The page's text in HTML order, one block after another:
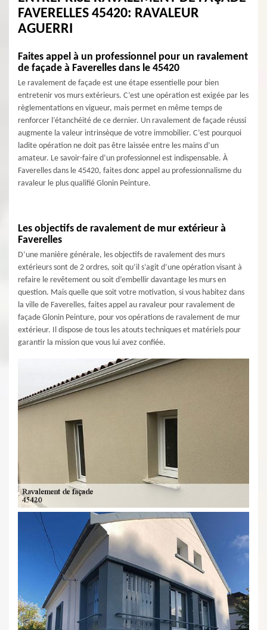
FAVERELLES 45420: RAVALEUR
AGUERRI
Faites appel à un professionnel pour un ravalement
de façade à Faverelles dans le 45420
Le ravalement de façade est une étape essentielle pour bien
entretenir vos murs extérieurs. C’est une opération est exigée par les
règlementations en vigueur, mais permet en même temps de
renforcer l’étanchéité de ce dernier. Un ravalement de façade réussi
augmente la valeur intrinsèque de votre immobilier. C’est pourquoi
ladite opération ne doit pas être laissée entre les mains d’un
amateur. Le savoir-faire d’un professionnel est indispensable. À
Faverelles dans le 45420, faites donc appel au professionnalisme du
ravaleur le plus qualifié Glonin Peinture.
Les objectifs de ravalement de mur extérieur à
Faverelles
D’une manière générale, les objectifs de ravalement des murs
extérieurs sont de 2 ordres, soit qu’il s’agit d’une opération visant à
refaire le revêtement ou soit d’embellir davantage les murs en
question. Mais quelle que soit votre motivation, si vous habitez dans
la ville de Faverelles, faites appel au ravaleur pour ravalement de
façade Glonin Peinture, pour vos opérations de ravalement de mur
extérieur. Il dispose de tous les atouts techniques et matériels pour
garantir la mission que vous lui avez confiée.